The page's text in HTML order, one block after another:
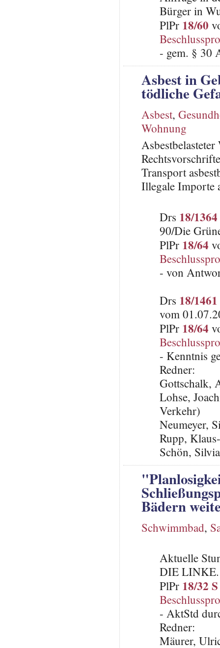
Bürger in
PlPr 18/60
- gem. § 30
Asbest in
tödliche
Asbest,
Wohnung
Transport
Illegale Importe
Drs 18/1364
90/Die
PlPr 18/64
- von
Drs 18/1461
vom
PlPr 18/64
- Kenntnis
Redner:
Gottschalk,
Lohse,
Verkehr)
Neumeyer,
Rupp,
Schön,
Bädern
Schwimmbad,
Aktuelle
DIE LINKE.
PlPr 18/32 S
- AktStd
Redner:
Mäurer,